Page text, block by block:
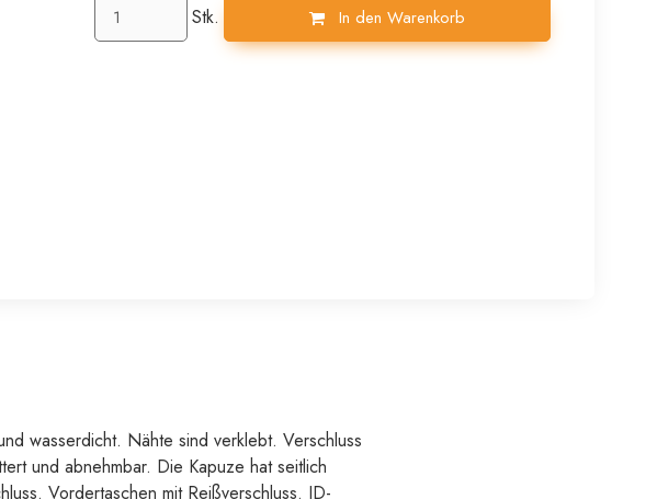
Stk. In den Warenkorb
wasserdicht. Nähte sind verklebt. Verschluss
und abnehmbar. Die Kapuze hat seitlich
Vordertaschen mit Reißverschluss. ID-